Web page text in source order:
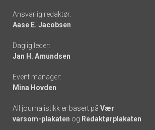
Footer
-
links
Ansvarlig redaktør:
Aase E. Jacobsen
Daglig leder:
Jan H. Amundsen
Event manager:
Mina Hovden
All journalistikk er basert på Vær
varsom-plakaten og Redaktørplakaten